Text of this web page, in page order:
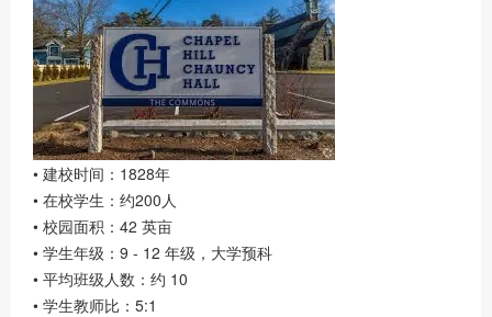
• 建校时间：1828年
• 在校学生：约200人
• 校园面积：42 英亩
• 学生年级：9 - 12 年级，大学预科
• 平均班级人数：约 10
• 学生教师比：5:1